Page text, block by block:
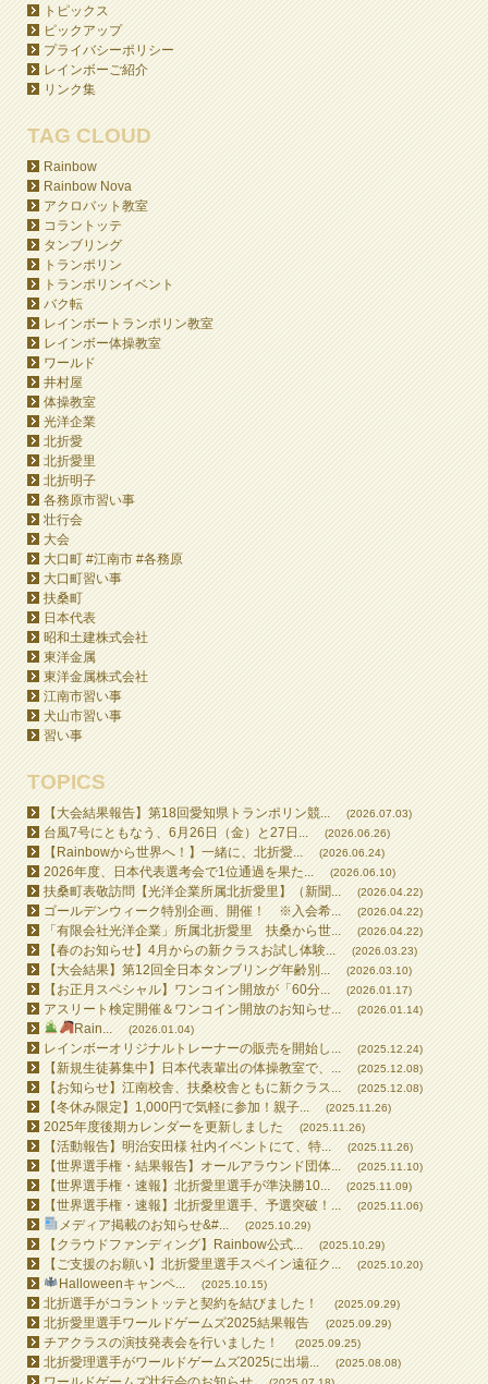
トピックス
ピックアップ
プライバシーポリシー
レインボーご紹介
リンク集
TAG CLOUD
Rainbow
Rainbow Nova
アクロバット教室
コラントッテ
タンブリング
トランポリン
トランポリンイベント
バク転
レインボートランポリン教室
レインボー体操教室
ワールド
井村屋
体操教室
光洋企業
北折愛
北折愛里
北折明子
各務原市習い事
壮行会
大会
大口町 #江南市 #各務原
大口町習い事
扶桑町
日本代表
昭和土建株式会社
東洋金属
東洋金属株式会社
江南市習い事
犬山市習い事
習い事
TOPICS
【大会結果報告】第18回愛知県トランポリン競... (2026.07.03)
台風7号にともなう、6月26日（金）と27日... (2026.06.26)
【Rainbowから世界へ！】一緒に、北折愛... (2026.06.24)
2026年度、日本代表選考会で1位通過を果た... (2026.06.10)
扶桑町表敬訪問【光洋企業所属北折愛里】（新聞... (2026.04.22)
ゴールデンウィーク特別企画、開催！ ※入会希... (2026.04.22)
「有限会社光洋企業」所属北折愛里 扶桑から世... (2026.04.22)
【春のお知らせ】4月からの新クラスお試し体験... (2026.03.23)
【大会結果】第12回全日本タンブリング年齢別... (2026.03.10)
【お正月スペシャル】ワンコイン開放が「60分... (2026.01.17)
アスリート検定開催＆ワンコイン開放のお知らせ... (2026.01.14)
Rain... (2026.01.04)
レインボーオリジナルトレーナーの販売を開始し... (2025.12.24)
【新規生徒募集中】日本代表輩出の体操教室で、... (2025.12.08)
【お知らせ】江南校舎、扶桑校舎ともに新クラス... (2025.12.08)
【冬休み限定】1,000円で気軽に参加！親子... (2025.11.26)
2025年度後期カレンダーを更新しました (2025.11.26)
【活動報告】明治安田様 社内イベントにて、特... (2025.11.26)
【世界選手権・結果報告】オールアラウンド団体... (2025.11.10)
【世界選手権・速報】北折愛里選手が準決勝10... (2025.11.09)
【世界選手権・速報】北折愛里選手、予選突破！... (2025.11.06)
メディア掲載のお知らせ&#... (2025.10.29)
【クラウドファンディング】Rainbow公式... (2025.10.29)
【ご支援のお願い】北折愛里選手スペイン遠征ク... (2025.10.20)
Halloweenキャンペ... (2025.10.15)
北折選手がコラントッテと契約を結びました！ (2025.09.29)
北折愛里選手ワールドゲームズ2025結果報告 (2025.09.29)
チアクラスの演技発表会を行いました！ (2025.09.25)
北折愛理選手がワールドゲームズ2025に出場... (2025.08.08)